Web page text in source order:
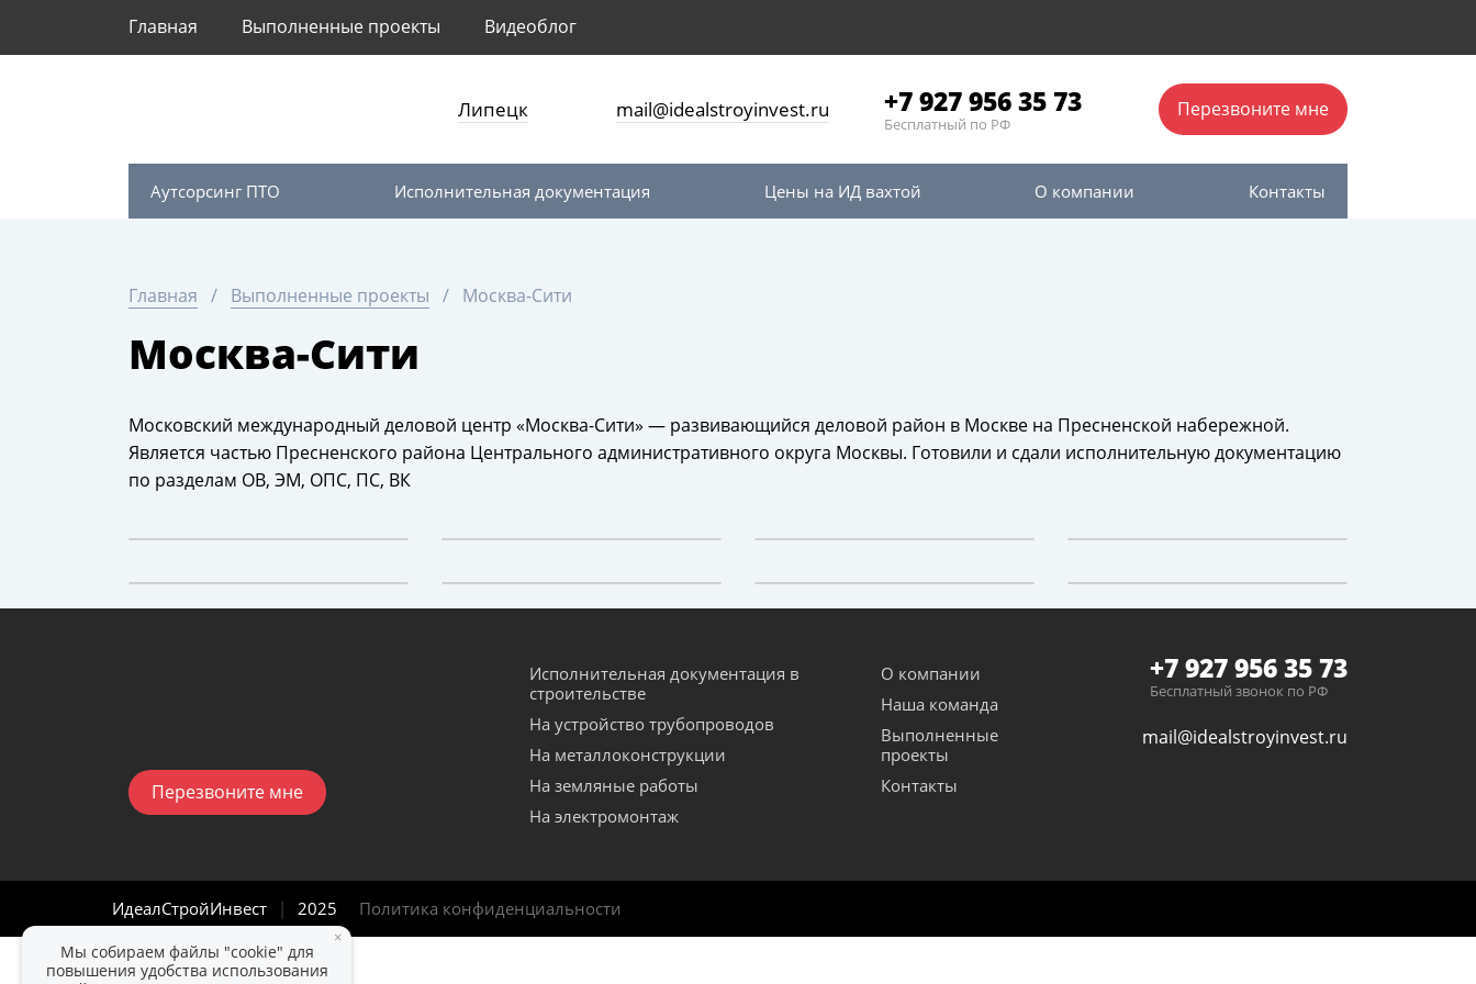
Главная Выполненные проекты Видеоблог
Липецк mail@idealstroyinvest.ru +7 927 956 35 73
Бесплатный по РФ
Перезвоните мне
Аутсорсинг ПТО Исполнительная документация Цены на ИД вахтой О компании Контакты
Главная Выполненные проекты Москва-Сити
Москва-Сити
Московский международный деловой центр «Москва-Сити» — развивающийся деловой район в Москве на Пресненской набережной.
Является частью Пресненского района Центрального административного округа Москвы. Готовили и сдали исполнительную документацию
по разделам ОВ, ЭМ, ОПС, ПС, ВК
Перезвоните мне
Исполнительная документация в
строительстве
На устройство трубопроводов
На металлоконструкции
На земляные работы
На электромонтаж
О компании
Наша команда
Выполненные
проекты
Контакты
+7 927 956 35 73
Бесплатный звонок по РФ
mail@idealstroyinvest.ru
ИдеалСтройИнвест | 2025 Политика конфиденциальности
×
Мы собираем файлы "cookie" для
повышения удобства использования